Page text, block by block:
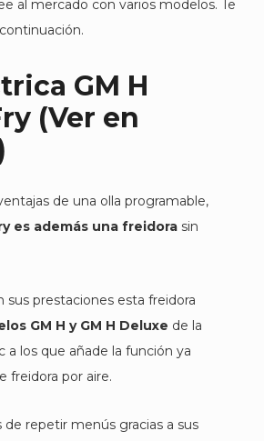
al mercado con varios modelos. Te
GM H
(Ver en
de una olla programable,
es además una freidorasin
sus prestaciones esta freidora
GM H y GM H Deluxe de la
a los que añade la función ya
freidora por aire.
de repetir menús gracias a sus